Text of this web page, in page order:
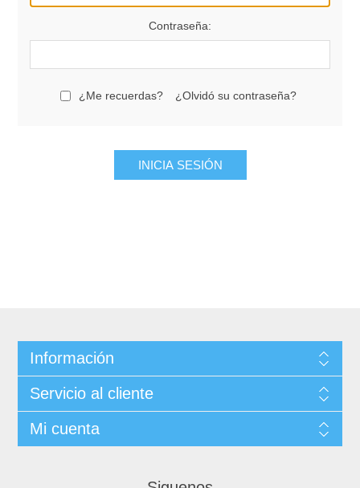
Contraseña:
¿Me recuerdas? ¿Olvidó su contraseña?
INICIA SESIÓN
Información
Servicio al cliente
Mi cuenta